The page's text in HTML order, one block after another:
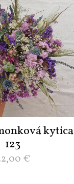
kytica
123
€